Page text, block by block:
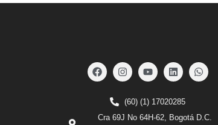
(60) (1) 17020285
Cra 69J No 64H-62, Bogotá D.C.